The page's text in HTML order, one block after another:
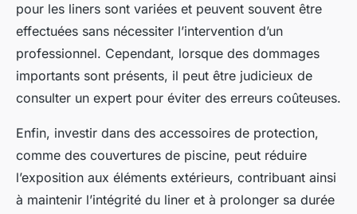
pour les liners sont variées et peuvent souvent être
effectuées sans nécessiter l’intervention d’un
professionnel. Cependant, lorsque des dommages
importants sont présents, il peut être judicieux de
consulter un expert pour éviter des erreurs coûteuses.
Enfin, investir dans des accessoires de protection,
comme des couvertures de piscine, peut réduire
l’exposition aux éléments extérieurs, contribuant ainsi
à maintenir l’intégrité du liner et à prolonger sa durée